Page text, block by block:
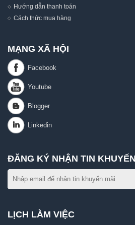
Hướng dẫn thanh toán
Cách thức mua hàng
MẠNG XÃ HỘI
ĐĂNG KÝ NHẬN TIN
LỊCH LÀM VIỆC